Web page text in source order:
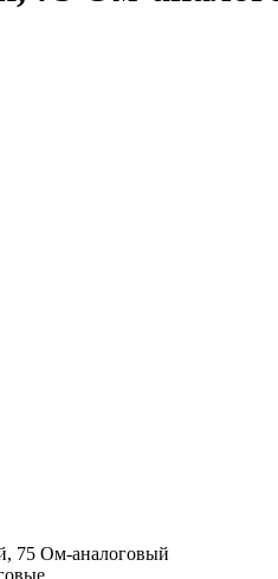
75 Ом-аналоговый